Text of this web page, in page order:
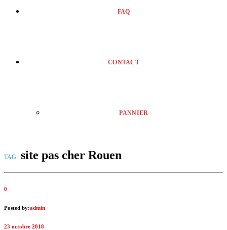
FAQ
CONTACT
PANNIER
TAG: site pas cher Rouen
0
Posted by:admin
23 octobre 2018